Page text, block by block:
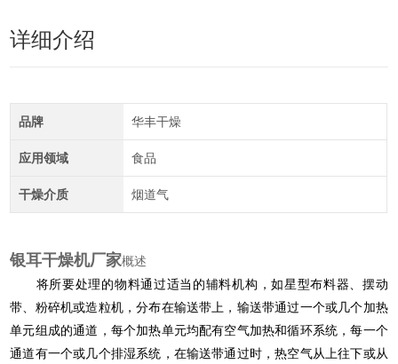
详细介绍
品牌 华丰干燥
应用领域 食品
干燥介质 烟道气
银耳干燥机厂家概述
将所要处理的物料通过适当的辅料机构，如星型布料器、摆动
带、粉碎机或造粒机，分布在输送带上，输送带通过一个或几个加热
单元组成的通道，每个加热单元均配有空气加热和循环系统，每一个
通道有一个或几个排湿系统，在输送带通过时，热空气从上往下或从